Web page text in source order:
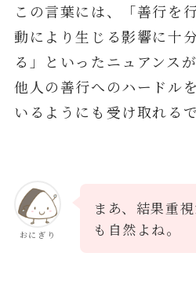
この言葉には、「善行を
動により生じる影響に十
る」といったニュアンス
他人の善行へのハードル
いるようにも受け取れる
おにぎり
まあ、結果重
も自然よね。